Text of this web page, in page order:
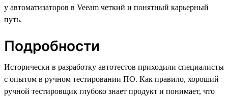
у автоматизаторов в Veeam четкий и понятный карьерный
путь.
Подробности
Исторически в разработку автотестов приходили специалисты
с опытом в ручном тестировании ПО. Как правило, хороший
ручной тестировщик глубоко знает продукт и понимает, что